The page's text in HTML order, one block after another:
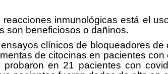
inmunológicas está el
son beneficiosos o dañinos.
clínicos de bloqueadores
de citocinas en pacientes
en 21 pacientes con